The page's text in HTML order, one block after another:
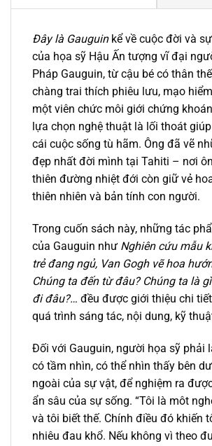
Đây là Gauguin kể về cuộc đời và
của họa sỹ Hậu Ấn tượng vĩ đại
Pháp Gauguin, từ cậu bé có thân
chàng trai thích phiêu lưu, mạo
một viên chức môi giới chứng
lựa chọn nghệ thuật là lối thoát
cái cuộc sống tù hãm. Ông đã vẽ
đẹp nhất đời mình tại Tahiti – nơi
thiên đường nhiệt đới còn giữ vẻ
thiên nhiên và bản tính con người.
Trong cuốn sách này, những tác
của Gauguin như Nghiên cứu mẫu
trẻ đang ngủ, Van Gogh vẽ hoa
Chúng ta đến từ đâu? Chúng ta là
đi đâu?… đều được giới thiệu chi
quá trình sáng tác, nội dung, kỹ
Đối với Gauguin, người họa sỹ phải
có tầm nhìn, có thể nhìn thấy bên
ngoài của sự vật, để nghiệm ra
ẩn sâu của sự sống. “Tôi là môt
và tôi biết thế. Chính điều đó khiến
nhiêu đau khổ. Nếu không vì theo